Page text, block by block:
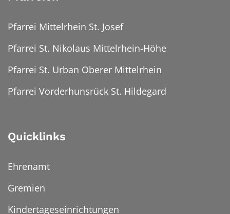
Pfarrei Mittelrhein St. Josef
Pfarrei St. Nikolaus Mittelrhein-Höhe
Pfarrei St. Urban Oberer Mittelrhein
Pfarrei Vorderhunsrück St. Hildegard
Quicklinks
Ehrenamt
Gremien
Kindertageseinrichtungen